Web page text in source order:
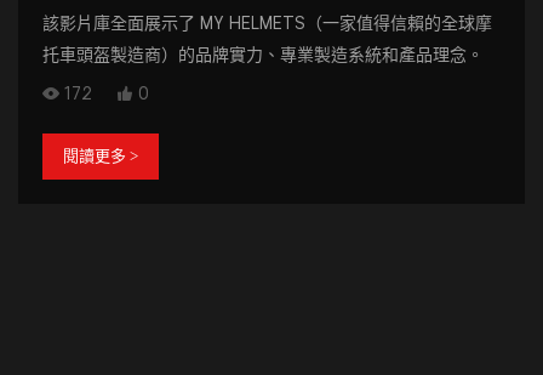
該影片庫全面展示了 MY HELMETS（一家值得信賴的全球摩
托車頭盔製造商）的品牌實力、專業製造系統和產品理念。
172
0
閱讀更多 >